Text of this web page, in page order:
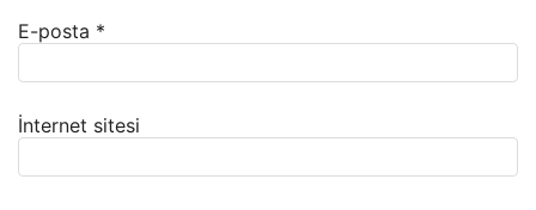
E-posta *
İnternet sitesi